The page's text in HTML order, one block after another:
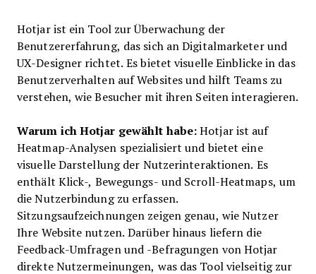
Hotjar ist ein Tool zur Überwachung der
Benutzererfahrung, das sich an Digitalmarketer und
UX-Designer richtet. Es bietet visuelle Einblicke in das
Benutzerverhalten auf Websites und hilft Teams zu
verstehen, wie Besucher mit ihren Seiten interagieren.
Warum ich Hotjar gewählt habe:Hotjar ist auf
Heatmap-Analysen spezialisiert und bietet eine
visuelle Darstellung der Nutzerinteraktionen. Es
enthält Klick-, Bewegungs- und Scroll-Heatmaps, um
die Nutzerbindung zu erfassen.
Sitzungsaufzeichnungen zeigen genau, wie Nutzer
Ihre Website nutzen. Darüber hinaus liefern die
Feedback-Umfragen und -Befragungen von Hotjar
direkte Nutzermeinungen, was das Tool vielseitig zur